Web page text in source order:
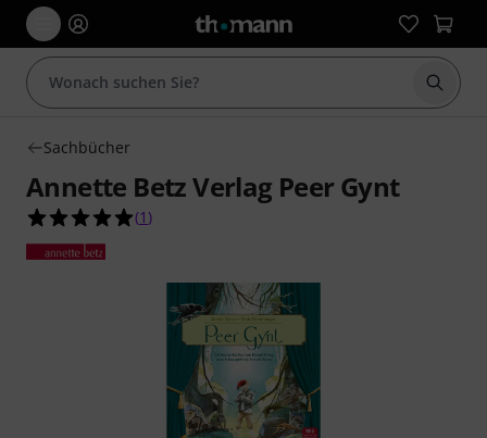
Suche
Sachbücher
Annette Betz Verlag Peer Gynt
5.0 von 5 Sternen aus 1 Kundenbewertungen
(1 )